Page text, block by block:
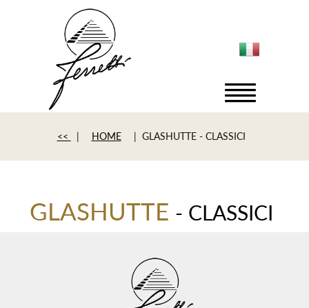
<< | HOME | GLASHUTTE - CLASSICI
GLASHUTTE - CLASSICI